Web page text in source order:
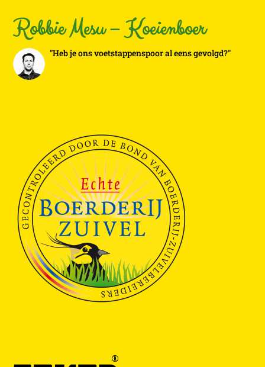
Robbie Mesu – Koeienboer
"Heb je ons voetstappenspoor al eens gevolgd?"